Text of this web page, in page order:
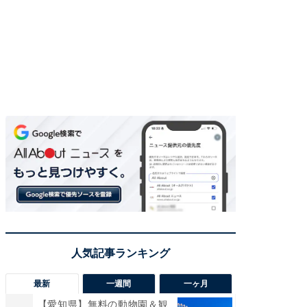
最新 一週間 一ヶ月
【愛知県】無料の動物園＆観